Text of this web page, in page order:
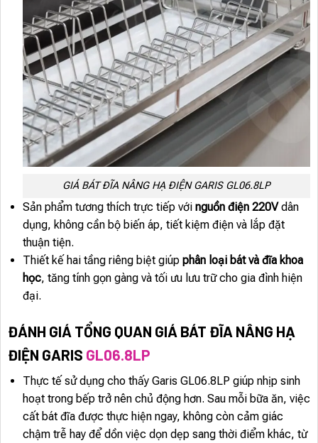
GIÁ BÁT ĐĨA NÂNG HẠ ĐIỆN GARIS GL06.8LP
Sản phẩm tương thích trực tiếp với nguồn điện 220Vdân
dụng, không cần bộ biến áp, tiết kiệm điện và lắp đặt
thuận tiện.
Thiết kế hai tầng riêng biệt giúp phân loại bát và đĩa khoa
học, tăng tính gọn gàng và tối ưu lưu trữ cho gia đình hiện
đại.
ĐÁNH GIÁ TỔNG QUAN GIÁ BÁT ĐĨA NÂNG HẠ
ĐIỆN GARIS GL06.8LP
Thực tế sử dụng cho thấy Garis GL06.8LP giúp nhịp sinh
hoạt trong bếp trở nên chủ động hơn. Sau mỗi bữa ăn, việc
cất bát đĩa được thực hiện ngay, không còn cảm giác
chậm trễ hay để dồn việc dọn dẹp sang thời điểm khác, từ